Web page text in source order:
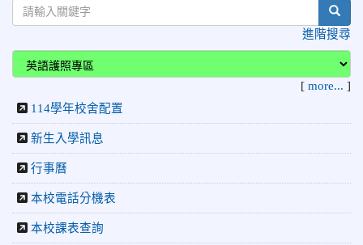
盃全民田徑聯賽 榮獲國小男生團體總錦標第一名！
2026-03-23 臺中教育大學智慧教育中心辦理「Apple
Professional Learning Live：專業學習線上課程（四月、五
2026-03-19
榮譽
2026-03-17 榮譽
齡游泳錦標賽 榮獲佳績！
2026-03-09
榮譽
棒球對抗賽暨115年全國三級棒球賽花蓮縣代表隊選拔賽 榮獲
亞軍！
進階搜尋
[ more... ]
114學年校舍配置
新生入學訊息
行事曆
本校電話分機表
本校課表查詢